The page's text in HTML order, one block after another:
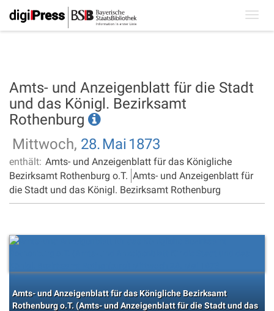
Amts- und Anzeigenblatt für die Stadt
und das Königl. Bezirksamt
Rothenburg
Mittwoch, 28. Mai 1873
enthält: Amts- und Anzeigenblatt für das Königliche
Bezirksamt Rothenburg o.T. Amts- und Anzeigenblatt für
die Stadt und das Königl. Bezirksamt Rothenburg
Amts- und Anzeigenblatt für das Königliche Bezirksamt
Rothenburg o.T. (Amts- und Anzeigenblatt für die Stadt und das